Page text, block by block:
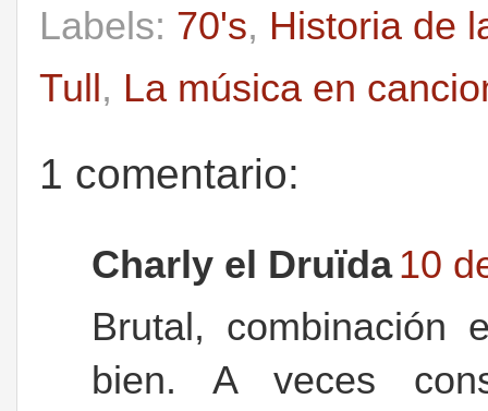
Labels: 70's, Historia de
Tull, La música en
1 comentario:
Charly el Druïda 10
Brutal, combinación
bien. A veces